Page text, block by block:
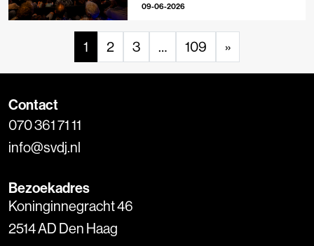
09-06-2026
1 2 3 … 109 »
Contact
070 361 71 11
info@svdj.nl
Bezoekadres
Koninginnegracht 46
2514 AD Den Haag